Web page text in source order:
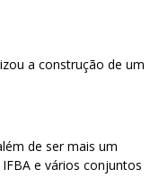
a construção de um
de ser mais um
e vários conjuntos